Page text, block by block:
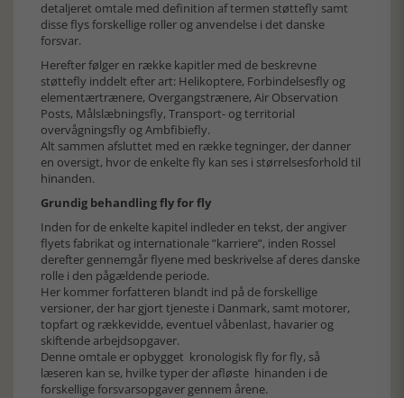
detaljeret omtale med definition af termen støttefly samt
disse flys forskellige roller og anvendelse i det danske
forsvar.
Herefter følger en række kapitler med de beskrevne
støttefly inddelt efter art: Helikoptere, Forbindelsesfly og
elementærtrænere, Overgangstrænere, Air Observation
Posts, Målslæbningsfly, Transport- og territorial
overvågningsfly og Ambfibiefly.
Alt sammen afsluttet med en række tegninger, der danner
en oversigt, hvor de enkelte fly kan ses i størrelsesforhold til
hinanden.
Grundig behandling fly for fly
Inden for de enkelte kapitel indleder en tekst, der angiver
flyets fabrikat og internationale ”karriere”, inden Rossel
derefter gennemgår flyene med beskrivelse af deres danske
rolle i den pågældende periode.
Her kommer forfatteren blandt ind på de forskellige
versioner, der har gjort tjeneste i Danmark, samt motorer,
topfart og rækkevidde, eventuel våbenlast, havarier og
skiftende arbejdsopgaver.
Denne omtale er opbygget kronologisk fly for fly, så
læseren kan se, hvilke typer der afløste hinanden i de
forskellige forsvarsopgaver gennem årene.